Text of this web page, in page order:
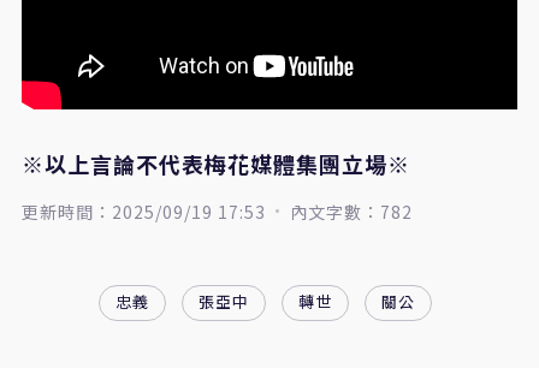
※以上言論不代表梅花媒體集團立場※
更新時間：2025/09/19 17:53 內文字數：782
忠義 張亞中 轉世 關公